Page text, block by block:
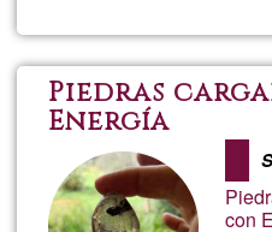
Piedras
Energía
con